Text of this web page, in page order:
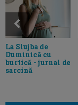
La Slujba de
Duminică cu
burtică - jurnal de
sarcină